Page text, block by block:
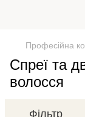
Професійна
Спреї та
волосся
Фільтр